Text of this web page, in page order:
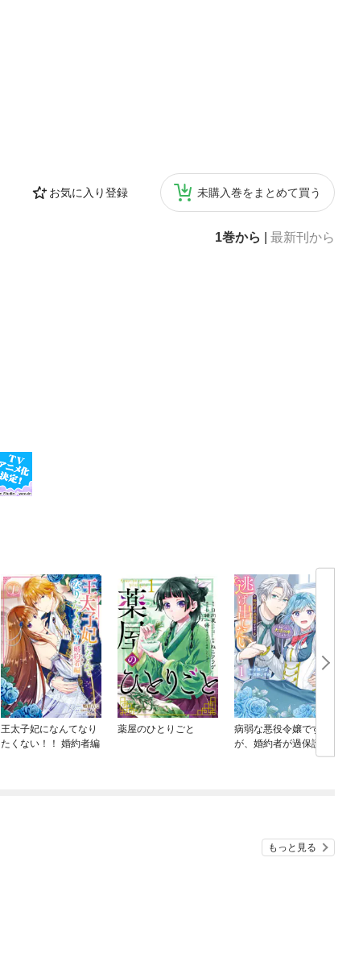
お気に入り登録 未購入巻をまとめて買う
1巻から 最新刊から
王太子妃になんてなり
たくない！！ 婚約者編
薬屋のひとりごと
病弱な悪役令嬢です
が、婚約者が過保護す
ぎて逃げ出したい(私た
もっと見る